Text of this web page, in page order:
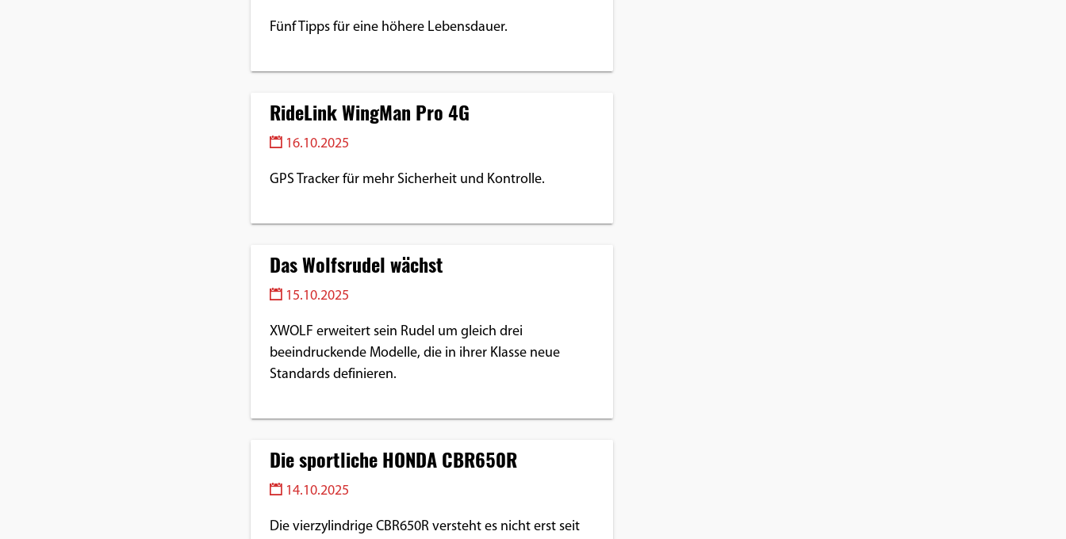
Fünf Tipps für eine höhere Lebensdauer.
RideLink WingMan Pro 4G
16.10.2025
GPS Tracker für mehr Sicherheit und Kontrolle.
Das Wolfsrudel wächst
15.10.2025
XWOLF erweitert sein Rudel um gleich drei
beeindruckende Modelle, die in ihrer Klasse neue
Standards definieren.
Die sportliche HONDA CBR650R
14.10.2025
Die vierzylindrige CBR650R versteht es nicht erst seit
Um Inhalte von Videoplattformen und